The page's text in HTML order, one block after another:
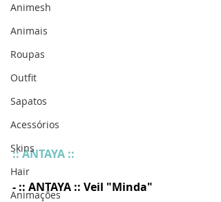
Animesh
Animais
Roupas
Outfit
Sapatos
Acessórios
Skins
Hair
Animações
:: ANTAYA ::
- :: ANTAYA :: Veil "Minda"